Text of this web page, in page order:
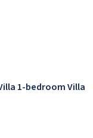
1-bedroom Villa